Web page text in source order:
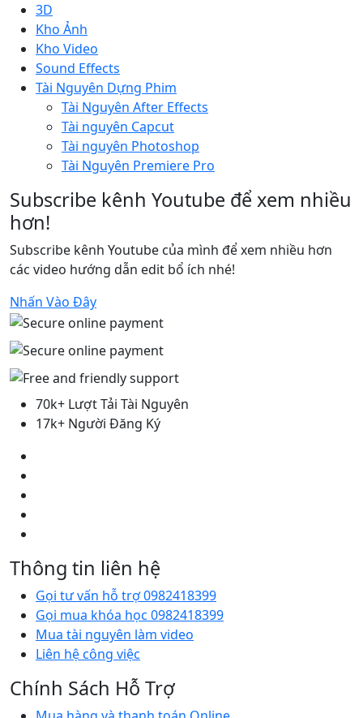
3D
Kho Ảnh
Kho Video
Sound Effects
Tài Nguyên Dựng Phim
Tài Nguyên After Effects
Tài nguyên Capcut
Tài nguyên Photoshop
Tài Nguyên Premiere Pro
Subscribe kênh Youtube để xem nhiều
hơn!
Subscribe kênh Youtube của mình để xem nhiều hơn
các video hướng dẫn edit bổ ích nhé!
Nhấn Vào Đây
70k+ Lượt Tải Tài Nguyên
17k+ Người Đăng Ký
Thông tin liên hệ
Gọi tư vấn hỗ trợ 0982418399
Gọi mua khóa học 0982418399
Mua tài nguyên làm video
Liên hệ công việc
Chính Sách Hỗ Trợ